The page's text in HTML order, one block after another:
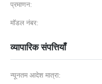
प्रमाणन:
मॉडल नंबर:
व्यापारिक संपत्तियाँ
न्यूनतम आदेश मात्रा: